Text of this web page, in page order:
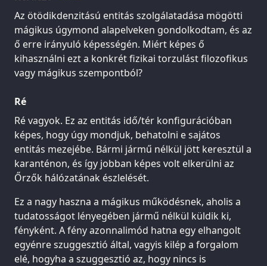
Az ötödikdenzitású entitás szolgálatadása mögötti
mágikus úgymond alapelveken gondolkodtam, és az
ő erre irányuló képességén. Miért képes ő
kihasználni ezt a konkrét fizikai torzulást filozofikus
vagy mágikus szempontból?
Ré
Ré vagyok. Ez az entitás idő/tér konfigurációban
képes, hogy úgy mondjuk, behatolni e sajátos
entitás mezejébe. Bármi jármű nélkül jött keresztül a
karanténon, és így jobban képes volt elkerülni az
Őrzők hálózatának észlelését.
Ez a nagy haszna a mágikus működésnek, aholis a
tudatosságot lényegében jármű nélkül küldik ki,
fényként. A fény azonnalimód hatna egy elhangolt
egyénre szuggesztió által, vagyis kilép a forgalom
elé, hogyha a szuggesztió az, hogy nincs is